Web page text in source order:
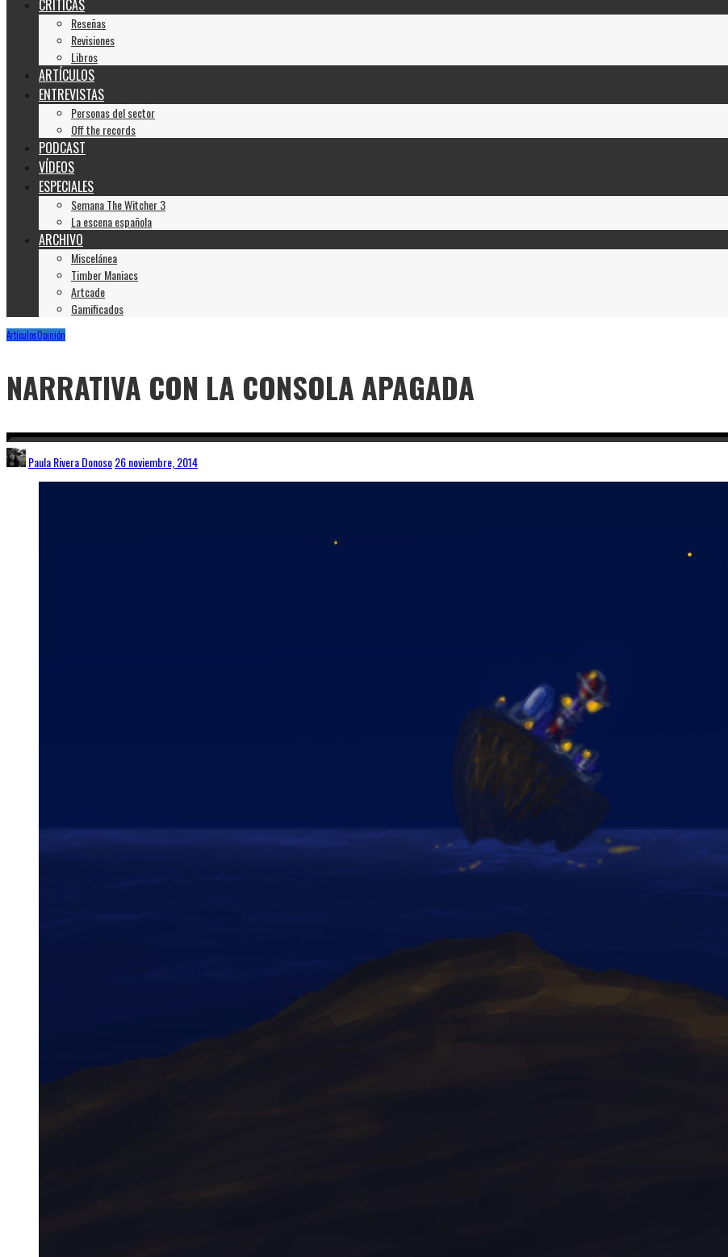
CRÍTICAS
Reseñas
Revisiones
Libros
ARTÍCULOS
ENTREVISTAS
Personas del sector
Off the records
PODCAST
VÍDEOS
ESPECIALES
Semana The Witcher 3
La escena española
ARCHIVO
Miscelánea
Timber Maniacs
Artcade
Gamificados
ArtículosOpinión
NARRATIVA CON LA CONSOLA APAGADA
Paula Rivera Donoso26 noviembre, 2014